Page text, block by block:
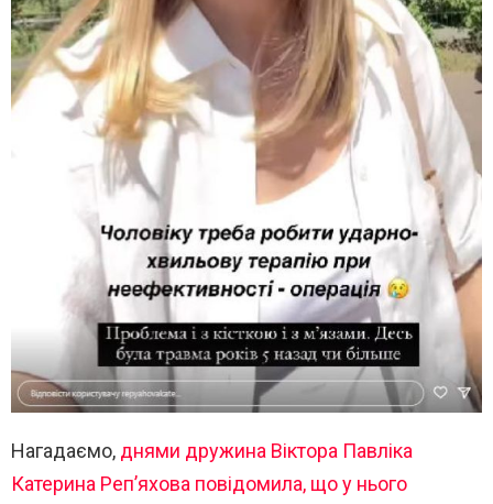
Нагадаємо, днями дружина Віктора Павліка
Катерина Реп’яхова повідомила, що у нього